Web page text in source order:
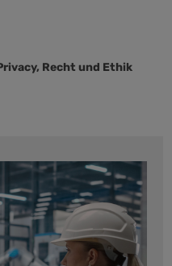
Recht und Ethik